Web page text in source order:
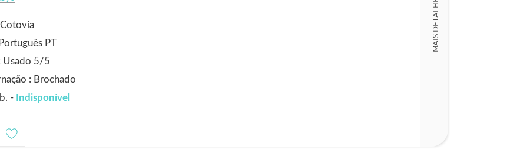
PT
Usado 5/5
: Brochado
- Indisponível
MAIS DETALHES